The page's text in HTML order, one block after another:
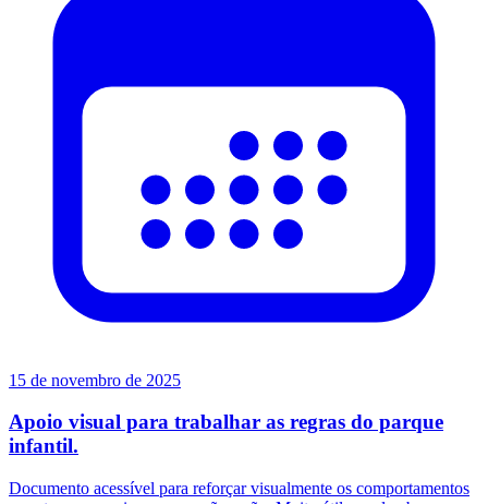
15 de novembro de 2025
Apoio visual para trabalhar as regras do parque
infantil.
Documento acessível para reforçar visualmente os comportamentos